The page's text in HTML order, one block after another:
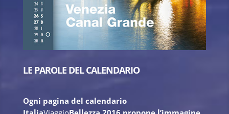
LE PAROLE DEL CALENDARIO
Ogni pagina del calendario